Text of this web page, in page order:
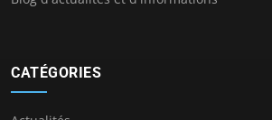
CATÉGORIES